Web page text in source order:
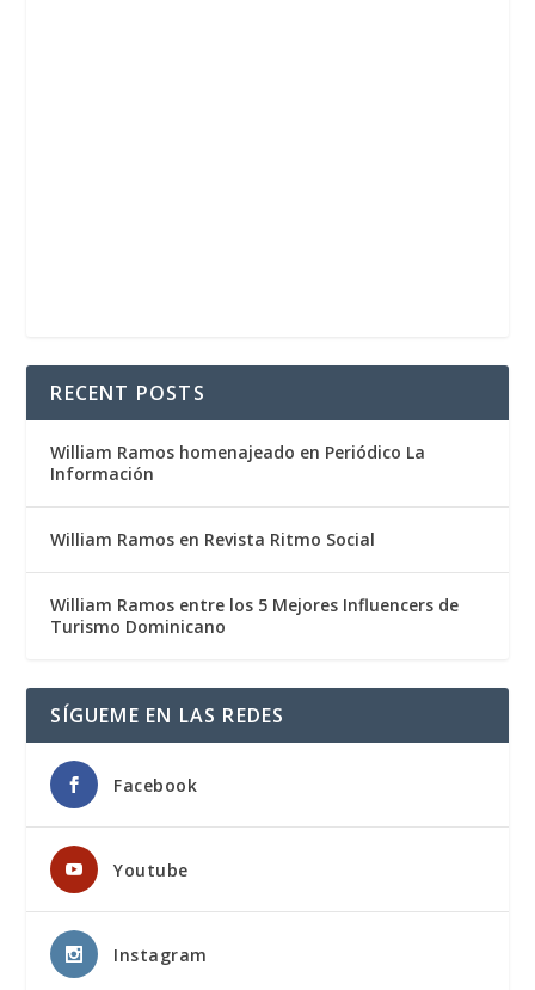
RECENT POSTS
William Ramos homenajeado en Periódico La
Información
William Ramos en Revista Ritmo Social
William Ramos entre los 5 Mejores Influencers de
Turismo Dominicano
SÍGUEME EN LAS REDES
Facebook
Youtube
Instagram